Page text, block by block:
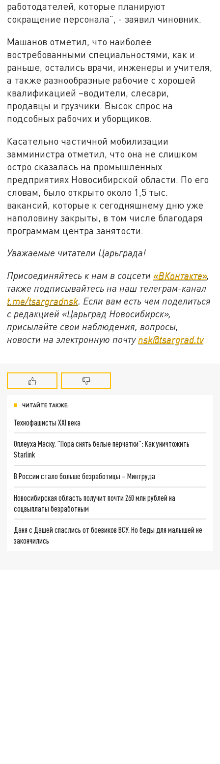
работодателей, которые планируют
сокращение персонала", - заявил чиновник.
Машанов отметил, что наиболее
востребованными специальностями, как и
раньше, остались врачи, инженеры и учителя,
а также разнообразные рабочие с хорошей
квалификацией –водители, слесари,
продавцы и грузчики. Высок спрос на
подсобных рабочих и уборщиков.
Касательно частичной мобилизации
замминистра отметил, что она не слишком
остро сказалась на промышленных
предприятиях Новосибирской области. По его
словам, было открыто около 1,5 тыс.
вакансий, которые к сегодняшнему дню уже
наполовину закрыты, в том числе благодаря
программам центра занятости.
Уважаемые читатели Царьграда!
Присоединяйтесь к нам в соцсети «ВКонтакте»,
также подписывайтесь на наш телеграм-канал
t.me/tsargradnsk. Если вам есть чем поделиться
с редакцией «Царьград Новосибирск»,
присылайте свои наблюдения, вопросы,
новости на электронную почту nsk@tsargrad.tv
ЧИТАЙТЕ ТАКЖЕ:
Технофашисты XXI века
Оплеуха Маску. "Пора снять белые перчатки": Как уничтожить
Starlink
В России стало больше безработицы – Минтруда
Новосибирская область получит почти 260 млн рублей на
соцвыплаты безработным
Даня с Дашей спаслись от боевиков ВСУ. Но беды для малышей не
закончились